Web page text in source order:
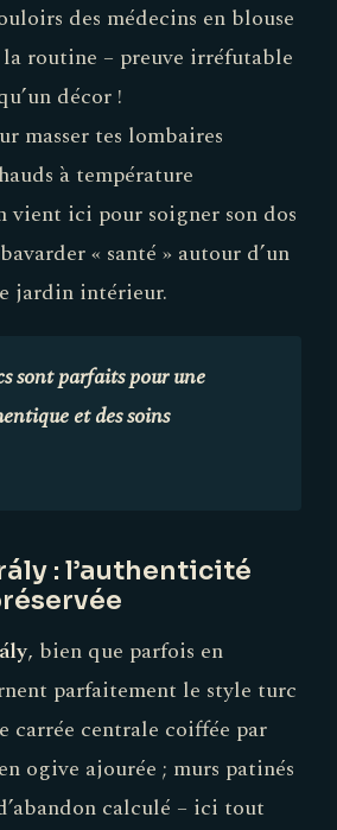
des médecins en blouse
la routine – preuve irréfutable
décor !
masser tes lombaires
à température
vient ici pour soigner son dos
« santé » autour d’un
jardin intérieur.
sont parfaits pour une
et des soins
: l’authenticité
, bien que parfois en
parfaitement le style turc
carrée centrale coiffée par
ogive ajourée ; murs patinés
calculé – ici tout